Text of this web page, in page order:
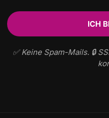
✅ Keine Spam-Mails. 🔒